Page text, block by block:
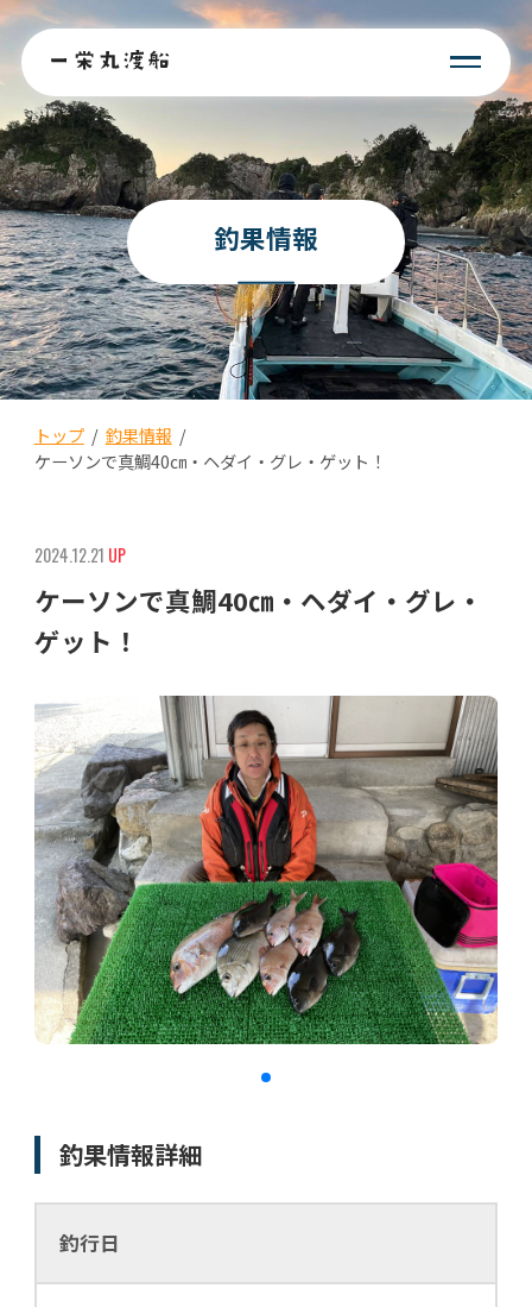
釣果情報
トップ/ 釣果情報 /
ケーソンで真鯛40㎝・ヘダイ・グレ・ゲット！
2024.12.21 UP
ケーソンで真鯛40㎝・ヘダイ・グレ・
ゲット！
釣果情報詳細
釣行日